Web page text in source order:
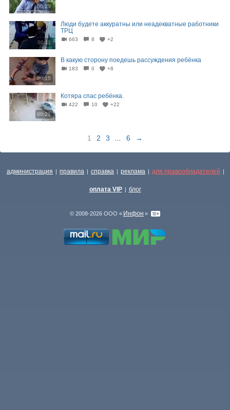
00:29
00:11
Люди будете аккуратны или неадекватные работники
ТРЦ
663 8 +2
00:15
В какую сторону поедешь рассуждения ребёнка
183 0 +8
00:21
Котяра спас ребёнка.
422 10 +22
1 2 3 6 →
администрация | правила | справка | реклама | для правообладателей |
оплата VIP | блог
© 2008-2026 ООО « Инфон »